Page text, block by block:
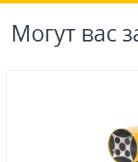
Могут вас